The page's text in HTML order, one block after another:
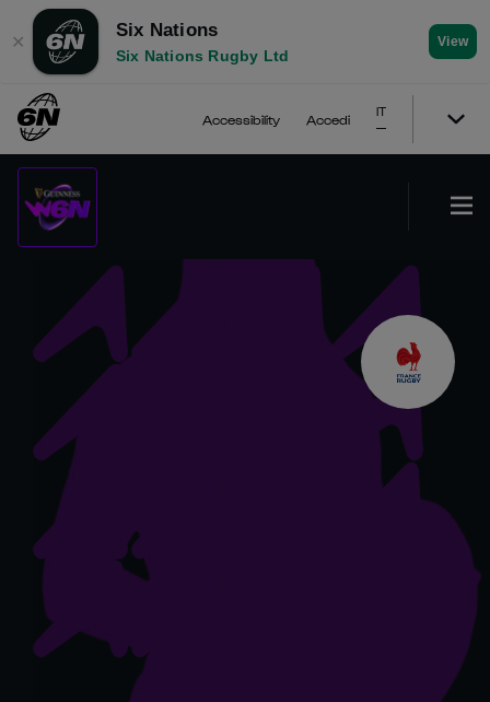
✕
Six Nations
Six Nations Rugby Ltd
View
Accessibility Accedi
IT